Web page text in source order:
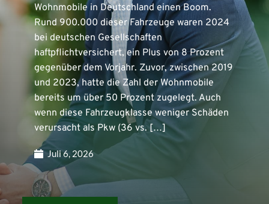
Wohnmobile in Deutschland einen Boom.
Rund 900.000 dieser Fahrzeuge waren 2024
bei deutschen Gesellschaften
haftpflichtversichert, ein Plus von 8 Prozent
gegenüber dem Vorjahr. Zuvor, zwischen 2019
und 2023, hatte die Zahl der Wohnmobile
bereits um über 50 Prozent zugelegt. Auch
wenn diese Fahrzeugklasse weniger Schäden
verursacht als Pkw (36 vs. […]
Juli 6, 2026